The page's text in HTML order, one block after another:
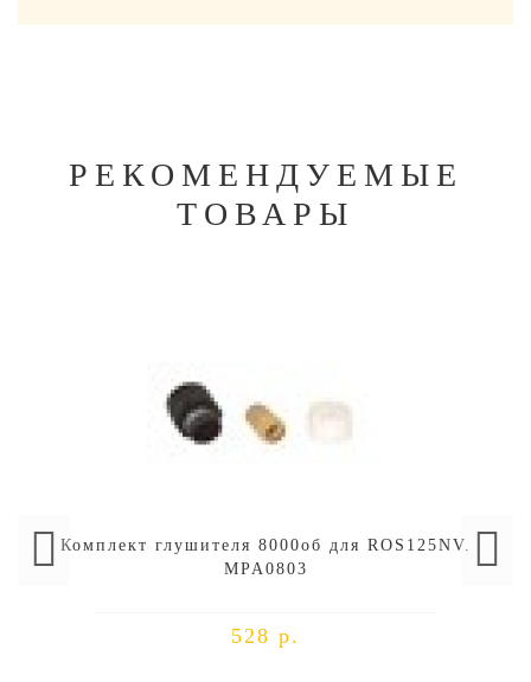
РЕКОМЕНДУЕМЫЕ
ТОВАРЫ
Комплект глушителя 8000об для ROS125NV.
MPA0803
528 р.